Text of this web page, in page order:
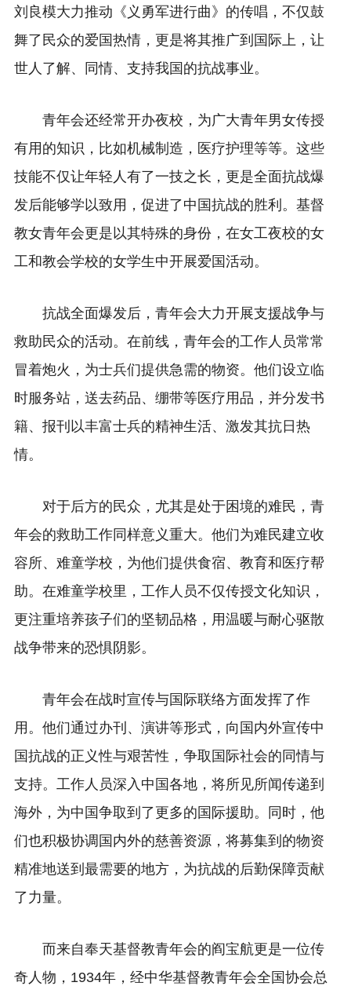
刘良模大力推动《义勇军进行曲》的传唱，不仅鼓
舞了民众的爱国热情，更是将其推广到国际上，让
世人了解、同情、支持我国的抗战事业。
青年会还经常开办夜校，为广大青年男女传授
有用的知识，比如机械制造，医疗护理等等。这些
技能不仅让年轻人有了一技之长，更是全面抗战爆
发后能够学以致用，促进了中国抗战的胜利。基督
教女青年会更是以其特殊的身份，在女工夜校的女
工和教会学校的女学生中开展爱国活动。
抗战全面爆发后，青年会大力开展支援战争与
救助民众的活动。在前线，青年会的工作人员常常
冒着炮火，为士兵们提供急需的物资。他们设立临
时服务站，送去药品、绷带等医疗用品，并分发书
籍、报刊以丰富士兵的精神生活、激发其抗日热
情。
对于后方的民众，尤其是处于困境的难民，青
年会的救助工作同样意义重大。他们为难民建立收
容所、难童学校，为他们提供食宿、教育和医疗帮
助。在难童学校里，工作人员不仅传授文化知识，
更注重培养孩子们的坚韧品格，用温暖与耐心驱散
战争带来的恐惧阴影。
青年会在战时宣传与国际联络方面发挥了作
用。他们通过办刊、演讲等形式，向国内外宣传中
国抗战的正义性与艰苦性，争取国际社会的同情与
支持。工作人员深入中国各地，将所见所闻传递到
海外，为中国争取到了更多的国际援助。同时，他
们也积极协调国内外的慈善资源，将募集到的物资
精准地送到最需要的地方，为抗战的后勤保障贡献
了力量。
而来自奉天基督教青年会的阎宝航更是一位传
奇人物，1934年，经中华基督教青年会全国协会总